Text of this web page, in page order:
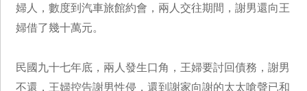
婦人，數度到汽車旅館約會，兩人交往期間，謝男還向王
婦借了幾十萬元。
民國九十七年底，兩人發生口角，王婦要討回債務，謝男
不還，王婦控告謝男性侵，還到謝家向謝的太太嗆聲已和